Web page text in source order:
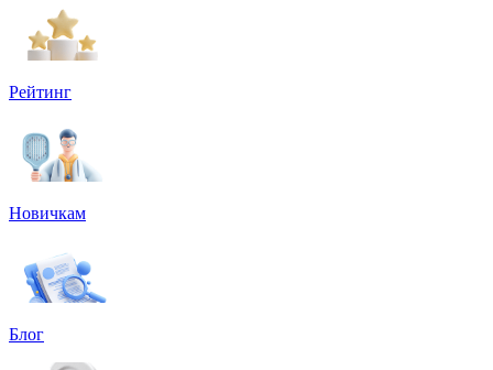
Рейтинг
Новичкам
Блог